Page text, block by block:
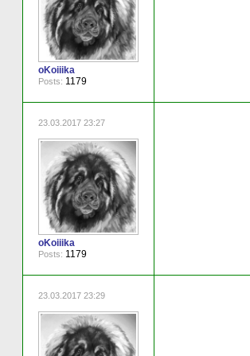
oKoiiika
Posts: 1179
23.03.2017 23:27
oKoiiika
Posts: 1179
23.03.2017 23:29